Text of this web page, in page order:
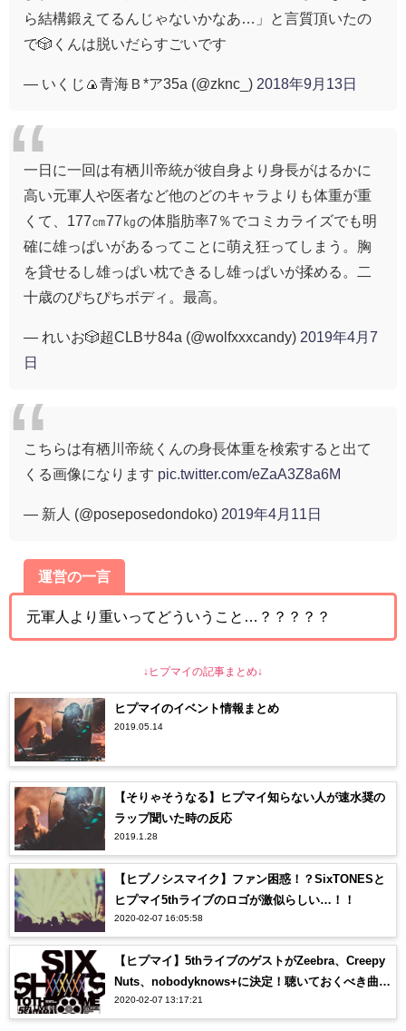
ら結構鍛えてるんじゃないかなあ…」と言質頂いたの
で🎲くんは脱いだらすごいです
— いくじ🍙青海Ｂ*ア35a (@zknc_) 2018年9月13日
一日に一回は有栖川帝統が彼自身より身長がはるかに
高い元軍人や医者など他のどのキャラよりも体重が重
くて、177㎝77㎏の体脂肪率7％でコミカライズでも明
確に雄っぱいがあるってことに萌え狂ってしまう。胸
を貸せるし雄っぱい枕できるし雄っぱいが揉める。二
十歳のぴちぴちボディ。最高。
— れいお🎲超CLBサ84a (@wolfxxxcandy) 2019年4月7
日
こちらは有栖川帝統くんの身長体重を検索すると出て
くる画像になります pic.twitter.com/eZaA3Z8a6M
— 新人 (@poseposedondoko) 2019年4月11日
運営の一言
元軍人より重いってどういうこと…？？？？？
↓ヒプマイの記事まとめ↓
ヒプマイのイベント情報まとめ
2019.05.14
【そりゃそうなる】ヒプマイ知らない人が速水奨の
ラップ聞いた時の反応
2019.1.28
【ヒプノシスマイク】ファン困惑！？SixTONESと
ヒプマイ5thライブのロゴが激似らしい…！！
2020-02-07 16:05:58
【ヒプマイ】5thライブのゲストがZeebra、Creepy
Nuts、nobodyknows+に決定！聴いておくべき曲
は？？
2020-02-07 13:17:21